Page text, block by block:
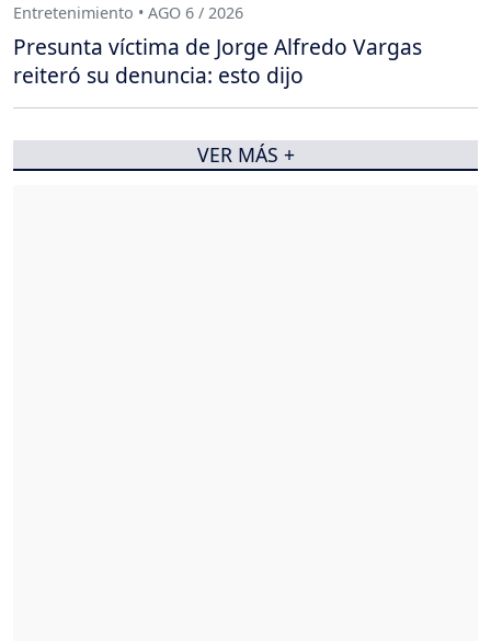
Entretenimiento • AGO 6 / 2026
Presunta víctima de Jorge Alfredo Vargas
reiteró su denuncia: esto dijo
VER MÁS +